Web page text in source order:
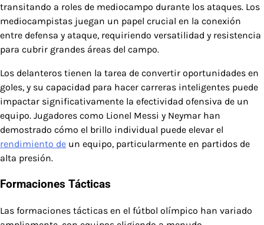
transitando a roles de mediocampo durante los ataques. Los
mediocampistas juegan un papel crucial en la conexión
entre defensa y ataque, requiriendo versatilidad y resistencia
para cubrir grandes áreas del campo.
Los delanteros tienen la tarea de convertir oportunidades en
goles, y su capacidad para hacer carreras inteligentes puede
impactar significativamente la efectividad ofensiva de un
equipo. Jugadores como Lionel Messi y Neymar han
demostrado cómo el brillo individual puede elevar el
rendimiento de un equipo, particularmente en partidos de
alta presión.
Formaciones Tácticas
Las formaciones tácticas en el fútbol olímpico han variado